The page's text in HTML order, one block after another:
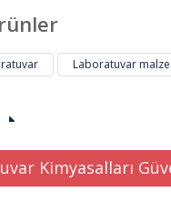
kalitesiz, bozuk veya
eksik bilgiler bulunuyor.
sitelerden daha pahalı.
farklı alternatifler olmalı.
Laboratuvar
Kimyasalları